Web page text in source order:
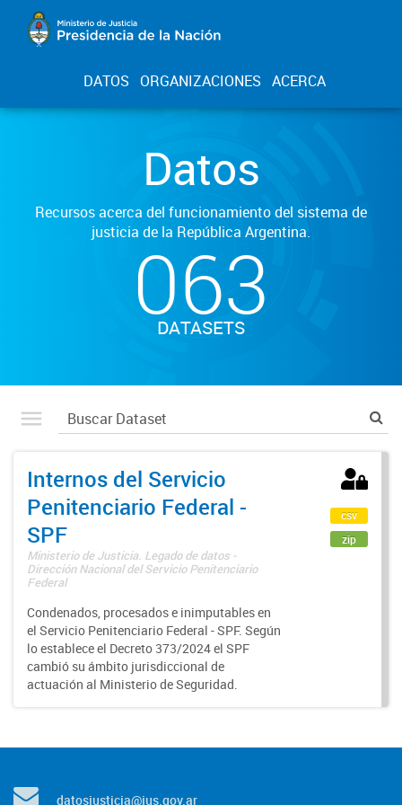
DATOS ORGANIZACIONES ACERCA
Datos
Recursos acerca del funcionamiento del sistema de
justicia de la República Argentina.
063
DATASETS
Internos del Servicio
Penitenciario Federal -
SPF
Ministerio de Justicia. Legado de datos -
Dirección Nacional del Servicio Penitenciario
Federal
Condenados, procesados e inimputables en
el Servicio Penitenciario Federal - SPF. Según
lo establece el Decreto 373/2024 el SPF
cambió su ámbito jurisdiccional de
actuación al Ministerio de Seguridad.
csv
zip
datosjusticia@jus.gov.ar